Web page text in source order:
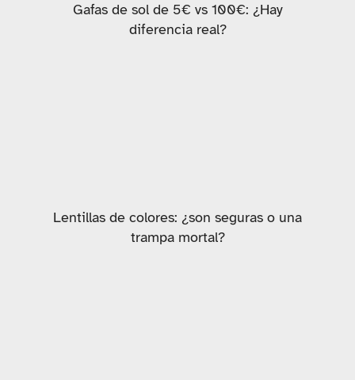
Gafas de sol de 5€ vs 100€: ¿Hay
diferencia real?
Lentillas de colores: ¿son seguras o una
trampa mortal?